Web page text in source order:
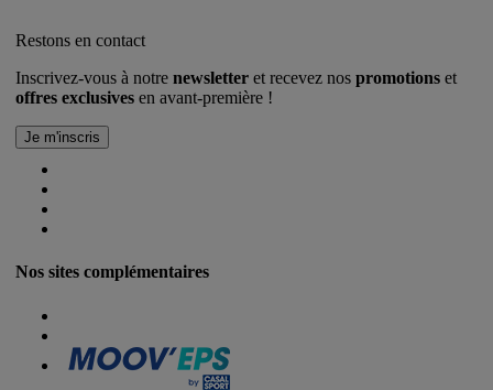
Restons en contact
Inscrivez-vous à notre newsletter et recevez nos promotions et
offres exclusives en avant-première !
Nos sites complémentaires